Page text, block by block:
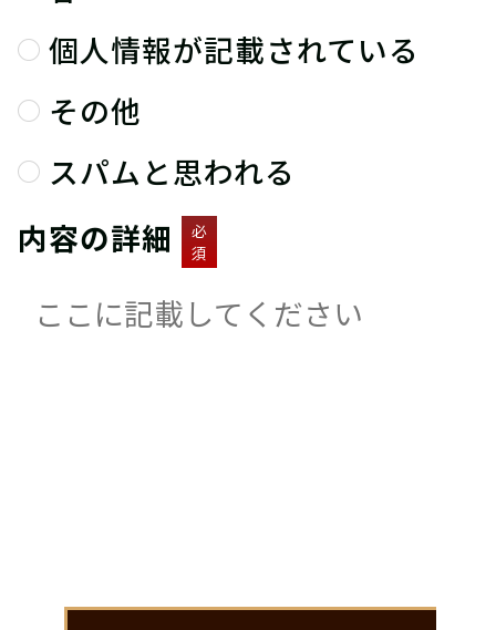
個人情報が記載されている
その他
スパムと思われる
内容の詳細
必
須